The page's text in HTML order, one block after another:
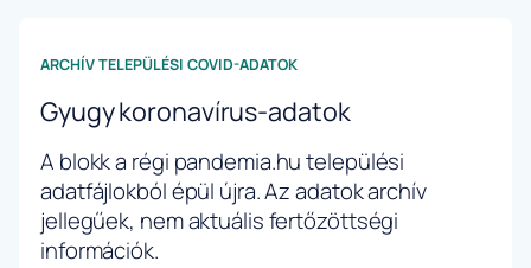
ARCHÍV TELEPÜLÉSI COVID-ADATOK
Gyugy koronavírus-adatok
A blokk a régi pandemia.hu települési
adatfájlokból épül újra. Az adatok archív
jellegűek, nem aktuális fertőzöttségi
információk.